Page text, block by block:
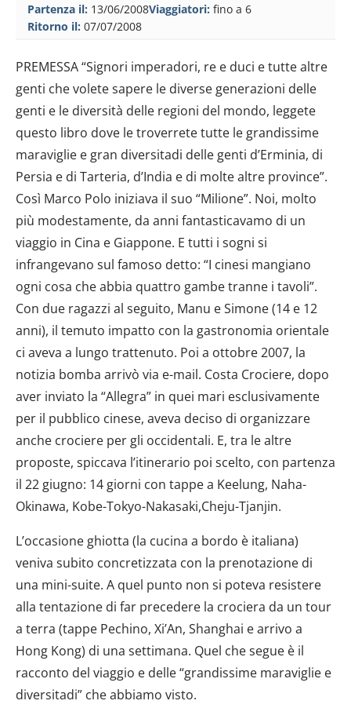
Partenza il: 13/06/2008
Ritorno il: 07/07/2008
Viaggiatori: fino a 6
PREMESSA “Signori imperadori, re e duci e tutte altre
genti che volete sapere le diverse generazioni delle
genti e le diversità delle regioni del mondo, leggete
questo libro dove le troverrete tutte le grandissime
maraviglie e gran diversitadi delle genti d’Erminia, di
Persia e di Tarteria, d’India e di molte altre province”.
Così Marco Polo iniziava il suo “Milione”. Noi, molto
più modestamente, da anni fantasticavamo di un
viaggio in Cina e Giappone. E tutti i sogni si
infrangevano sul famoso detto: “I cinesi mangiano
ogni cosa che abbia quattro gambe tranne i tavoli”.
Con due ragazzi al seguito, Manu e Simone (14 e 12
anni), il temuto impatto con la gastronomia orientale
ci aveva a lungo trattenuto. Poi a ottobre 2007, la
notizia bomba arrivò via e-mail. Costa Crociere, dopo
aver inviato la “Allegra” in quei mari esclusivamente
per il pubblico cinese, aveva deciso di organizzare
anche crociere per gli occidentali. E, tra le altre
proposte, spiccava l’itinerario poi scelto, con partenza
il 22 giugno: 14 giorni con tappe a Keelung, Naha-
Okinawa, Kobe-Tokyo-Nakasaki,Cheju-Tjanjin.
L’occasione ghiotta (la cucina a bordo è italiana)
veniva subito concretizzata con la prenotazione di
una mini-suite. A quel punto non si poteva resistere
alla tentazione di far precedere la crociera da un tour
a terra (tappe Pechino, Xi’An, Shanghai e arrivo a
Hong Kong) di una settimana. Quel che segue è il
racconto del viaggio e delle “grandissime maraviglie e
diversitadi” che abbiamo visto.